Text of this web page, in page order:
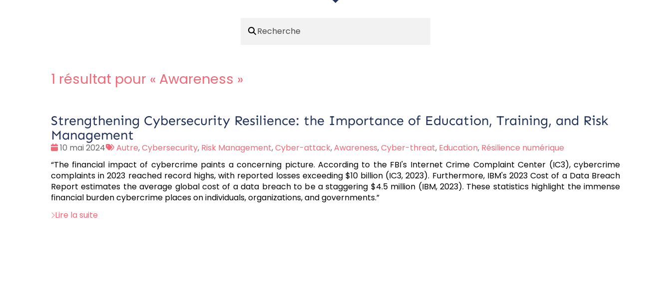
1 résultat pour « Awareness »
Strengthening Cybersecurity Resilience: the Importance of Education, Training, and Risk
Management
Date
10 mai 2024
Tags
Autre,Cybersecurity, Risk Management,Cyber-attack,Awareness,Cyber-threat, Education, Résilience numérique
“The financial impact of cybercrime paints a concerning picture. According to the FBI's Internet Crime Complaint Center (IC3), cybercrime
complaints in 2023 reached record highs, with reported losses exceeding $10 billion (IC3, 2023). Furthermore, IBM's 2023 Cost of a Data Breach
Report estimates the average global cost of a data breach to be a staggering $4.5 million (IBM, 2023). These statistics highlight the immense
financial burden cybercrime places on individuals, organizations, and governments.”
Lire la suite